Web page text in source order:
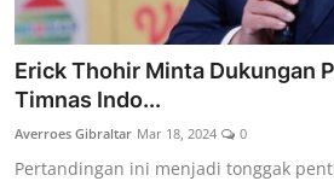
Erick Thohir Minta Dukungan
Timnas Indo...
Averroes Gibraltar Mar 18, 2024 0
Pertandingan ini menjadi tonggak